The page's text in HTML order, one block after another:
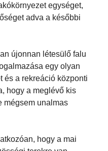
egységet,
adva a későbbi
újonnan létesülő falu
egy olyan
és a rekreáció központi
hogy a meglévő kis
mégsem unalmas
hogy a mai